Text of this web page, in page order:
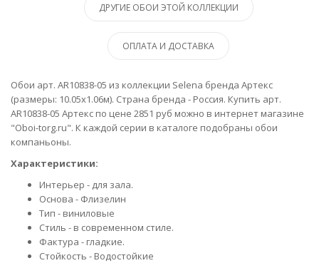
ДРУГИЕ ОБОИ ЭТОЙ КОЛЛЕКЦИИ
ОПЛАТА И ДОСТАВКА
Обои арт. AR10838-05 из коллекции Selena бренда Артекс
(размеры: 10.05х1.06м). Страна бренда - Россия. Купить арт.
AR10838-05 Артекс по цене 2851 руб можно в интернет магазине
"Oboi-torg.ru". К каждой серии в каталоге подобраны обои
компаньоны.
Характеристики:
Интерьер - для зала.
Основа - Флизелин
Тип - виниловые
Стиль - в современном стиле.
Фактура - гладкие.
Стойкость - Водостойкие